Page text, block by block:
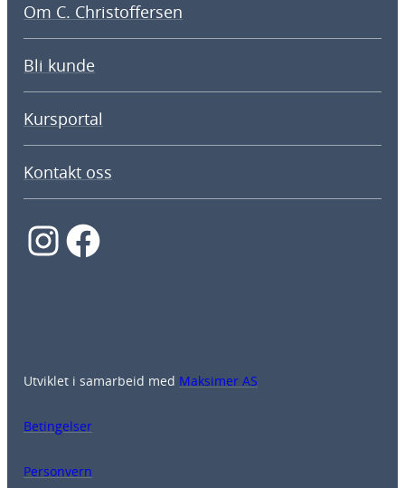
Om C. Christoffersen
Bli kunde
Kursportal
Kontakt oss
InstagramFacebook
Utviklet i samarbeid med Maksimer AS
Betingelser
Personvern